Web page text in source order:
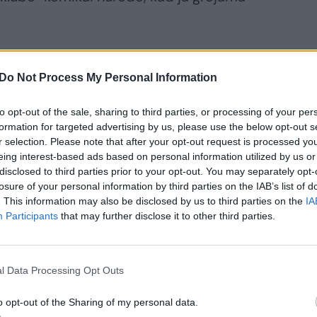
Do Not Process My Personal Information
opt-out of the sale, sharing to third parties, or processing of your
for targeted advertising by us, please use the below opt-out
selection. Please note that after your opt-out request is processed
interest-based ads based on personal information utilized by us
to third parties prior to your opt-out. You may separately
of your personal information by third parties on the IAB’s list of
This information may also be disclosed by us to third parties on the
Participants that may further disclose it to other third parties.
Data Processing Opt Outs
opt-out of the Sharing of my personal data.
išdavė reikalavimas, kad
laidos „Fiat Multipla“ automobiliai.
vienos VIP parkingo vietos,
itin išrankūs. Pageidavimų sąraše
32 krabų lazdelės, 8 užpilamos
skysčių bei du kilogramai makaronų
patys. P.Ambrazevičius patvirtino,
vandens iš Merkinės piramidės, kuris
Komikai net du sykius pakartojo
m. spinduliu aplink juos nebūtų